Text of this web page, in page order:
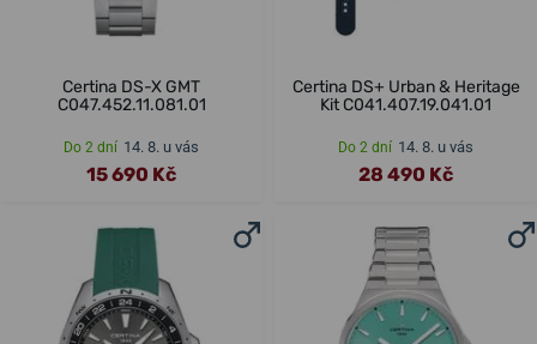
Certina DS-X GMT
C047.452.11.081.01
Do 2 dní 14. 8. u vás
15 690 Kč
Certina DS+ Urban & Heritage
Kit C041.407.19.041.01
Do 2 dní 14. 8. u vás
28 490 Kč